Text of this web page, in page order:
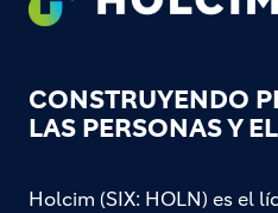
CONSTRUYENDO
LAS PERSONAS Y
Holcim (SIX: HOLN) es el